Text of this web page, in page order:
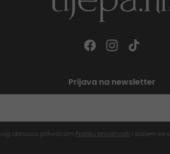
Prijava na newsletter
obrasca prihvaćam Politiku privatnosti i slažem se s